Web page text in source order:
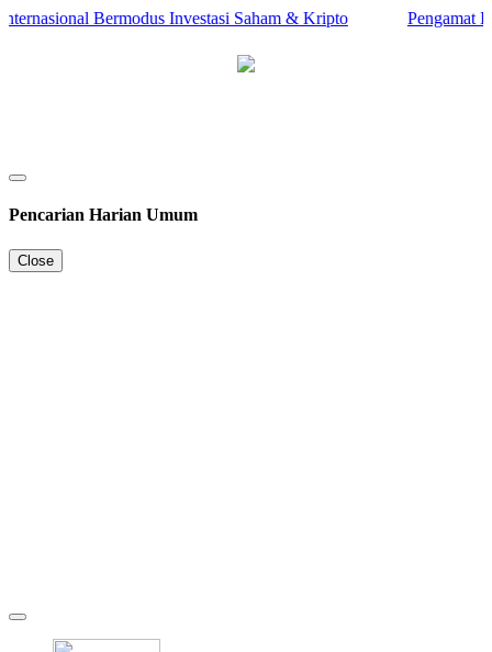
Bermodus Investasi Saham & Kripto Pengamat
Pencarian Harian Umum
Close